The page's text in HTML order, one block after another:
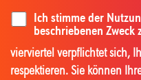
Ich stimme der
beschriebenen Zweck
vierviertel verpflichtet sich,
respektieren. Sie können